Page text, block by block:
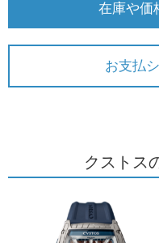
在庫や価
お支払
クストス